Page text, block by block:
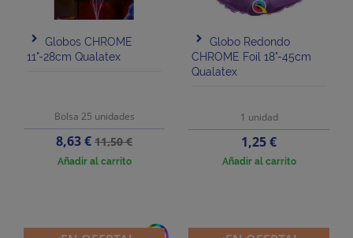
Globos CHROME
11"-28cm Qualatex
Bolsa 25 unidades
Precio
8,63 €Precio
base
11,50 €
Añadir al carrito
Globo Redondo
CHROME Foil 18"-45cm
Qualatex
1 unidad
Precio
1,25 €
Añadir al carrito